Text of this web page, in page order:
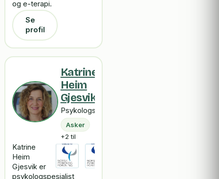
og e-terapi.
Se
profil
Katrine
Heim
Gjesvik
Psykologspesialist
Asker
+2 til
Katrine
Heim
Gjesvik er
psykologspesialist